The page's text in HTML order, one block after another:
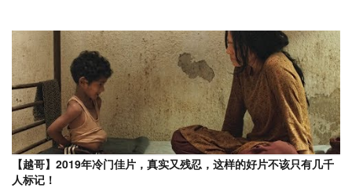
【越哥】2019年冷门佳片，真实又残忍，这样的好片不该只有几千
人标记！